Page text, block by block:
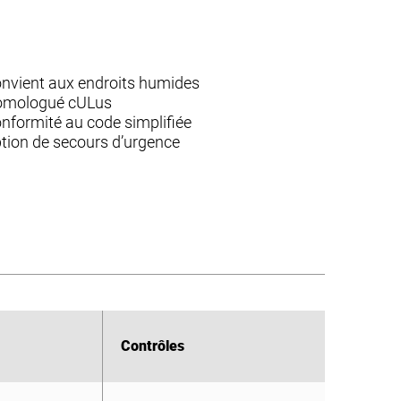
aux endroits humides
cULus
au code simplifiée
de secours d’urgence
Contrôles
Contrôles